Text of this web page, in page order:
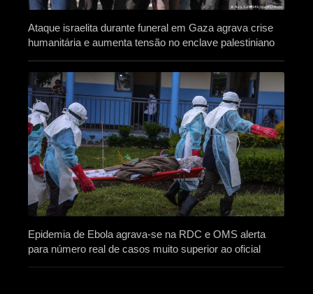
Ataque israelita durante funeral em Gaza agrava crise
humanitária e aumenta tensão no enclave palestiniano
Epidemia de Ebola agrava-se na RDC e OMS alerta
para número real de casos muito superior ao oficial